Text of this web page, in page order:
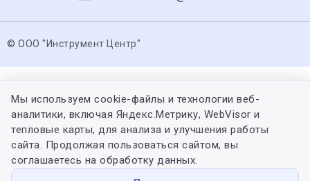
© ООО "Инструмент Центр"
Мы используем cookie-файлы и технологии веб-
аналитики, включая Яндекс.Метрику, WebVisor и
тепловые карты, для анализа и улучшения работы
сайта. Продолжая пользоваться сайтом, вы
соглашаетесь на обработку данных.